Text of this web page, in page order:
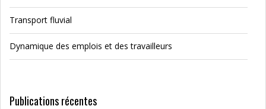
Transport fluvial
Dynamique des emplois et des travailleurs
Publications récentes